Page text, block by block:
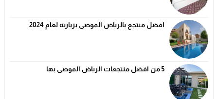
افضل منتجع بالرياض الموصى بزيارته لعام 2024
5 من افضل منتجعات الرياض الموصى بها